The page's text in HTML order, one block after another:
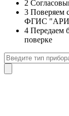
2
3 Поверяем
ФГИС
4 Передаем
поверке